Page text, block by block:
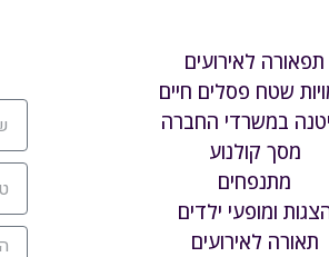
תפאורה לאירועים
שטח פסלים חיים
במשרדי החברה
מסך קולנוע
מתנפחים
ומופעי ילדים
תאורה לאירועים